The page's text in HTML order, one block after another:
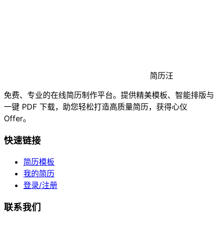
简历汪
免费、专业的在线简历制作平台。提供精美模板、智能排版与
一键 PDF 下载，助您轻松打造高质量简历，获得心仪
Offer。
快速链接
简历模板
我的简历
登录/注册
联系我们